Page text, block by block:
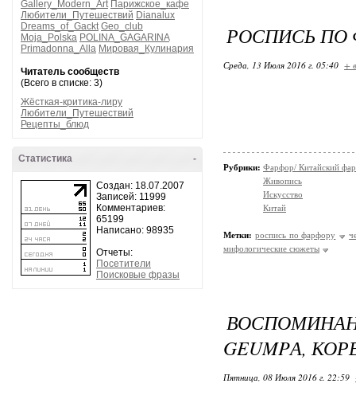
Gallery_Modern_Art Парижское_кафе
Любители_Путешествий Dianalux
Dreams_of_Gackt Geo_club
Moja_Polska POLINA_GAGARINA
Primadonna_Alla Мировая_Кулинария
Читатель сообществ
(Всего в списке: 3)
Жёсткая-критика-лиру
Любители_Путешествий
Рецепты_блюд
-
Статистика
Создан: 18.07.2007
Записей: 11999
Комментариев:
65199
Написано: 98935
Отчеты:
Посетители
Поисковые фразы
РОСПИСЬ ПО
Среда, 13 Июля 2016 г. 05:40 +
Рубрики: Фарфор/ Китайский
Живопись
Искусство
Китай
Метки: роспись по фарфору
мифологические сюжеты
GEUMPА,
Пятница, 08 Июля 2016 г. 22:59